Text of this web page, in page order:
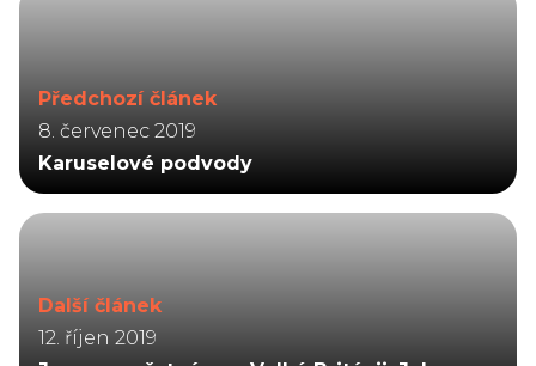
Předchozí článek
8. červenec 2019
Karuselové podvody
Další článek
12. říjen 2019